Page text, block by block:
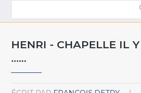
HENRI - CHAPELLE IL
……